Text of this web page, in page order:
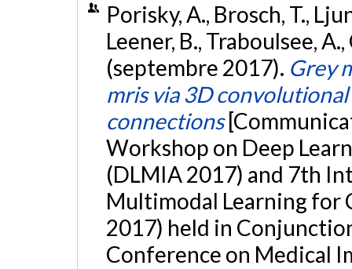
Porisky, A., Brosch, T.,
Leener, B., Traboulsee,
(septembre 2017). Grey
mris via 3D
connections
Workshop on Deep
(DLMIA 2017) and 7th
Multimodal Learning for
2017) held in
Conference on Medical